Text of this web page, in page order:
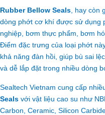
Rubber Bellow Seals , hay còn
dòng phớt cơ khí được sử dụng
nghiệp, bơm thực phẩm, bơm
Điểm đặc trưng của loại phớt
khả năng đàn hồi, giúp bù sai
và dễ lắp đặt trong nhiều dòng
Sealtech Vietnam cung cấp
Seals với vật liệu cao su như
Carbon, Ceramic, Silicon